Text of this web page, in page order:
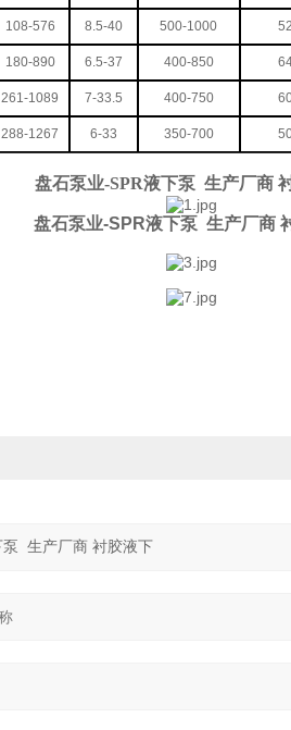
108-576 8.5-40 500-1000 52
180-890 6.5-37 400-850
261-1089 7-33.5 400-750
288-1267 6-33 350-700
盘石泵业-SPR液下泵 生产厂商
盘石泵业-SPR液下泵 生产厂商